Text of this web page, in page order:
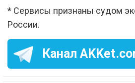
* Сервисы признаны судом
России.
Канал